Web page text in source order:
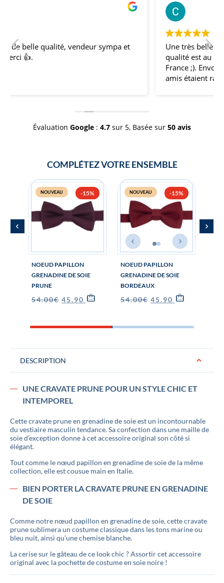
Une très belle offre de nœuds papillons, la
qualité est au rendez-vous, c'est bien du made in
France ;). Envoi rapide et soigné ! Mes témoins et
amis étaient ravis et nous avons fait une belle
Évaluation Google : 4.7 sur 5, Basée sur 50 avis
DESCRIPTION
UNE CRAVATE PRUNE POUR UN STYLE CHIC ET
INTEMPOREL
Cette cravate prune en grenadine de soie est un incontournable
du vestiaire masculin tendance. Sa confection dans une maille de
soie d’exception donne à cet accessoire original son côté si
élégant.
Tout comme le nœud papillon en grenadine de soie de la même
collection, elle est cousue main en Italie.
BIEN PORTER LA CRAVATE PRUNE EN GRENADINE
DE SOIE
Comme notre nœud papillon en grenadine de soie, cette cravate
prune sublimera un costume classique dans les tons marine ou
bleu nuit, ainsi qu’une chemise blanche.
La cerise sur le gâteau de ce look chic ? Assortir cet accessoire
original avec la pochette de costume en soie noire !
COMPLÉTEZ VOTRE ENSEMBLE
NOUVEAU -15%
NOEUD PAPILLON
GRENADINE DE SOIE
PRUNE
54.00€ 45.90 €
NOUVEAU -15%
NOEUD PAPILLON
GRENADINE DE SOIE
BORDEAUX
54.00€ 45.90 €